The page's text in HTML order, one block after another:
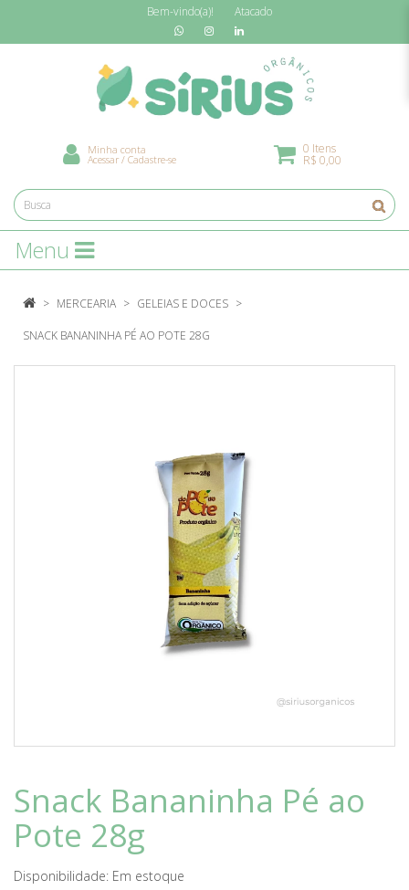
Bem-vindo(a)! Atacado
Minha conta
Acessar/ Cadastre-se
0 Itens
R$ 0,00
Menu
MERCEARIA GELEIAS E DOCES
SNACK BANANINHA PÉ AO POTE 28G
Snack Bananinha Pé ao
Pote 28g
Disponibilidade: Em estoque